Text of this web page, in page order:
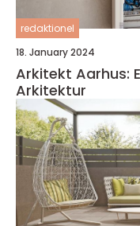
redaktionel
18. January 2024
Arkitekt Aarhus:
Arkitektur